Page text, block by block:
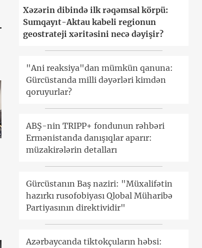
Xəzərin dibində ilk rəqəmsal körpü:
Sumqayıt-Aktau kabeli regionun
geostrateji xəritəsini necə dəyişir?
"Ani reaksiya"dan mümkün qanuna:
Gürcüstanda milli dəyərləri kimdən
qoruyurlar?
ABŞ-nin TRIPP+ fondunun rəhbəri
Ermənistanda danışıqlar aparır:
müzakirələrin detalları
Gürcüstanın Baş naziri: "Müxalifətin
hazırkı rusofobiyası Qlobal Müharibə
Partiyasının direktividir"
Azərbaycanda tiktokçuların həbsi: